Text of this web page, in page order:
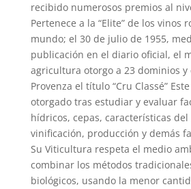
recibido numerosos premios al
Pertenece a la “Elite” de los vinos
mundo; el 30 de julio de 1955,
publicación en el diario oficial, el
agricultura otorgo a 23 dominios y
Provenza el título “Cru Classé”
otorgado tras estudiar y evaluar
hídricos, cepas, características
vinificación, producción y demás
Su Viticultura respeta el medio
combinar los métodos
biológicos, usando la menor